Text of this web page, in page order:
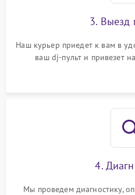
3. Выезд
Наш курьер приедет к вам в
ваш dj-пульт и привезет
4.
Мы проведем диагностику,